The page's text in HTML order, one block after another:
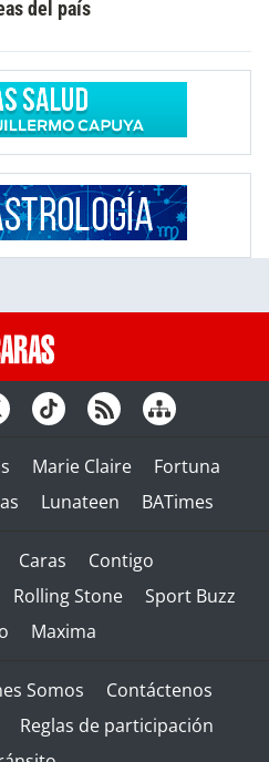
del país
Marie Claire
Fortuna
Lunateen BATimes
Caras
Contigo
Rolling Stone
Sport Buzz
Maxima
Somos
Contáctenos
Reglas de participación